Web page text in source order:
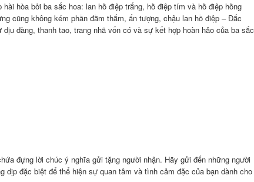
hòa bởi ba sắc hoa: lan hồ điệp trắng, hồ điệp tím và hồ điệp hồng
cũng không kém phần đằm thắm, ấn tượng, chậu lan hồ điệp – Đắc
dàng, thanh tao, trang nhã vốn có và sự kết hợp hoàn hảo của ba sắc
đựng lời chúc ý nghĩa gửi tặng người nhận. Hãy gửi đến những người
dịp đặc biệt để thể hiện sự quan tâm và tình cảm đặc của bạn dành cho